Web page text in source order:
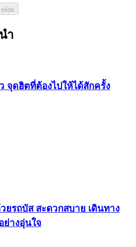
ำ
จุดฮิตที่ต้องไปให้ได้สักครั้ง
ยรถบัส สะดวกสบาย เดินทาง
ย่างอุ่นใจ